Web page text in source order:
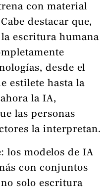
con material
destacar que,
escritura humana
desde el
estilete hasta la
la IA,
las personas
la interpretan.
los modelos de IA
con conjuntos
solo escritura